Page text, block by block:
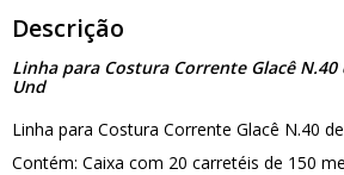
Descrição
Linha para Costura Corrente Glacê N.40
Und
Linha para Costura Corrente Glacê N.40
Contém: Caixa com 20 carretéis de 150